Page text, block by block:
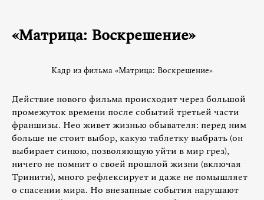
«Матрица: Воскрешение»
Кадр из фильма «Матрица: Воскрешение»
Действие нового фильма происходит через большой
промежуток времени после событий третьей части
франшизы. Нео живет жизнью обывателя: перед ним
больше не стоит выбор, какую таблетку выбрать (он
выбирает синюю, позволяющую уйти в мир грез),
ничего не помнит о своей прошлой жизни (включая
Тринити), много рефлексирует и даже не помышляет
о спасении мира. Но внезапные события нарушают